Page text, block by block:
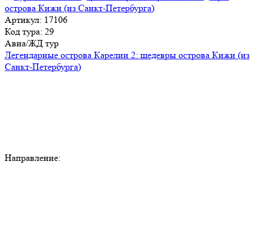
Артикул: 17106
Код тура: 29
Авиа/ЖД тур
Легендарные острова Карелии 2: шедевры острова Кижи (из
Санкт-Петербурга)
Направление: